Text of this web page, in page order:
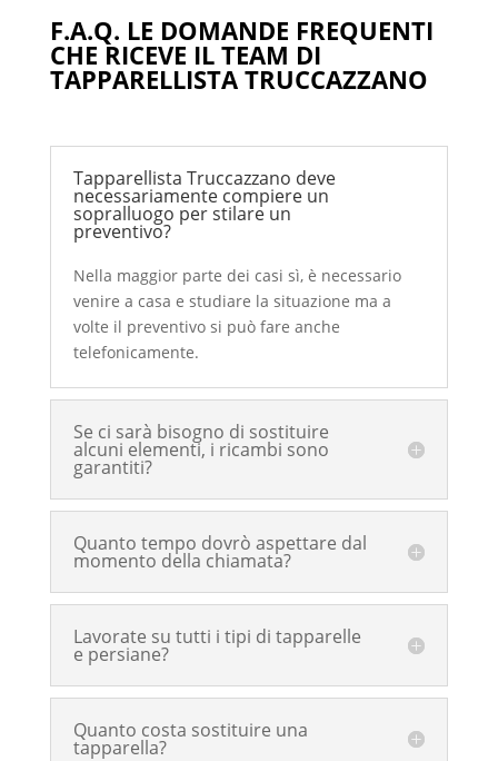
F.A.Q. LE DOMANDE FREQUENTI
CHE RICEVE IL TEAM DI
TAPPARELLISTA TRUCCAZZANO
Tapparellista Truccazzano deve
necessariamente compiere un
sopralluogo per stilare un
preventivo?
Nella maggior parte dei casi sì, è necessario
venire a casa e studiare la situazione ma a
volte il preventivo si può fare anche
telefonicamente.
Se ci sarà bisogno di sostituire
alcuni elementi, i ricambi sono
garantiti?
Quanto tempo dovrò aspettare dal
momento della chiamata?
Lavorate su tutti i tipi di tapparelle
e persiane?
Quanto costa sostituire una
tapparella?